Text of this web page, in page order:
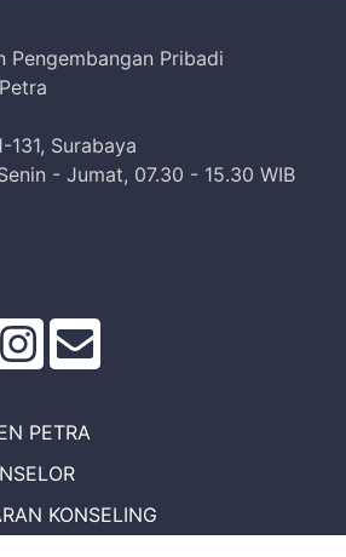
Pengembangan Pribadi
Surabaya
- Jumat, 07.30 - 15.30 WIB
PETRA
KONSELING